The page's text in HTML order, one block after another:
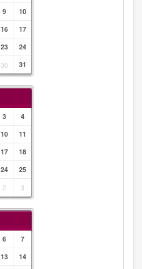
9
10
16
17
23
24
30 31
3
4
10
11
17
18
24
25
2 3
6
7
13
14